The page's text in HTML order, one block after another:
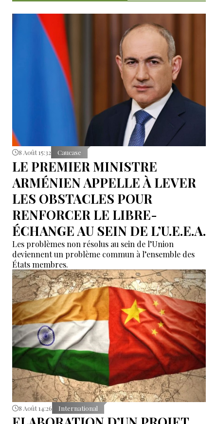
8 Août 15:32 Caucase
LE PREMIER MINISTRE
ARMÉNIEN APPELLE À LEVER
LES OBSTACLES POUR
RENFORCER LE LIBRE-
ÉCHANGE AU SEIN DE L’U.E.E.A.
Les problèmes non résolus au sein de l’Union
deviennent un problème commun à l’ensemble des
États membres.
8 Août 14:26 International